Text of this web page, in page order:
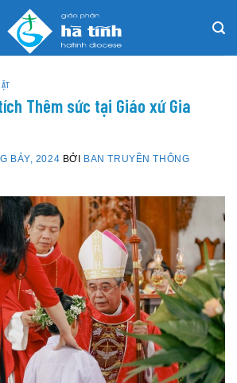
Thêm sức tại Giáo xứ Gia
BẢY, 2024 BỞI BAN TRUYỀN THÔNG